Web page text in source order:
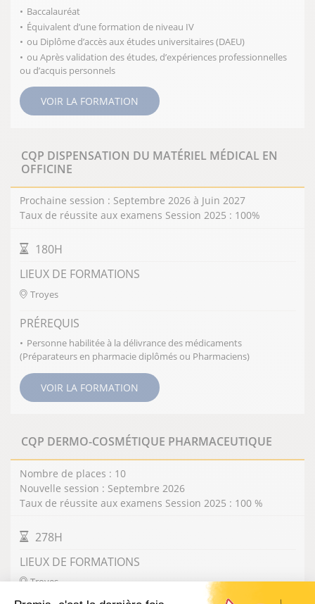
Baccalauréat
Équivalent d’une formation de niveau IV
ou Diplôme d’accès aux études universitaires (DAEU)
ou Après validation des études, d’expériences professionnelles
ou d’acquis personnels
VOIR LA FORMATION
CQP DISPENSATION DU MATÉRIEL MÉDICAL EN
OFFICINE
Prochaine session : Septembre 2026 à Juin 2027
Taux de réussite aux examens Session 2025 : 100%
DURÉE DE LA FORMATION
180H
LIEUX DE FORMATIONS
Troyes
PRÉREQUIS
Personne habilitée à la délivrance des médicaments
(Préparateurs en pharmacie diplômés ou Pharmaciens)
VOIR LA FORMATION
CQP DERMO-COSMÉTIQUE PHARMACEUTIQUE
Nombre de places : 10
Nouvelle session : Septembre 2026
Taux de réussite aux examens Session 2025 : 100 %
DURÉE DE LA FORMATION
278H
LIEUX DE FORMATIONS
Troyes